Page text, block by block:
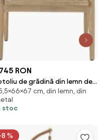
RON
de grădină din lemn de
FSC® și polirattan,
cm, „Sorrento"
cm, din lemn, din
stoc
8 %